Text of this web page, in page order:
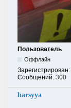
Пользователь
Оффлайн
Зарегистрирован:
Сообщений: 300
barsyya